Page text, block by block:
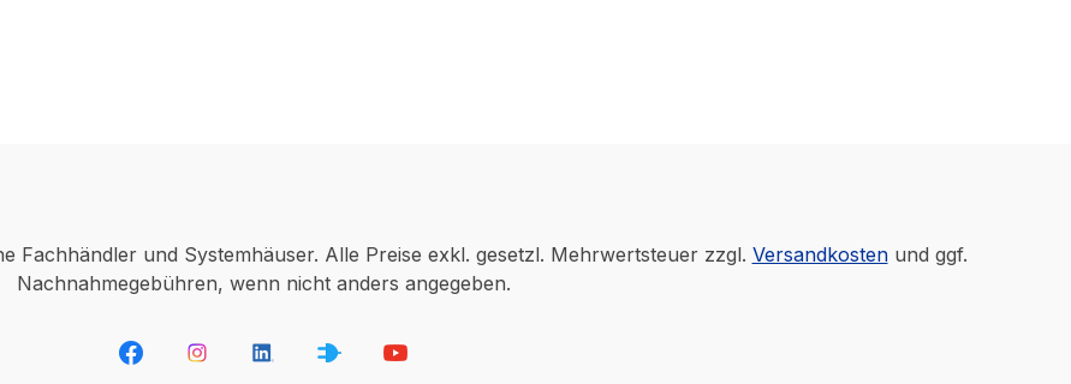
Fachhändler und Systemhäuser. Alle Preise exkl. gesetzl. Mehrwertsteuer zzgl. Versandkostenund ggf.
Nachnahmegebühren, wenn nicht anders angegeben.